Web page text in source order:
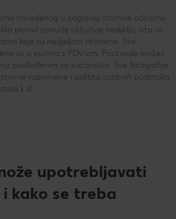
navedenog u zaglavlju stranice odnosno
period ponude uključuje nedjelju, ista se
koje su nedjeljom otvorene. Sve
su u eurima s PDV-om. Proizvode možeš
predviđenim za kućanstvo. Sve fotografije
napomene i zaštita osobnih podataka
k.d.
upotrebljavati
kako se treba